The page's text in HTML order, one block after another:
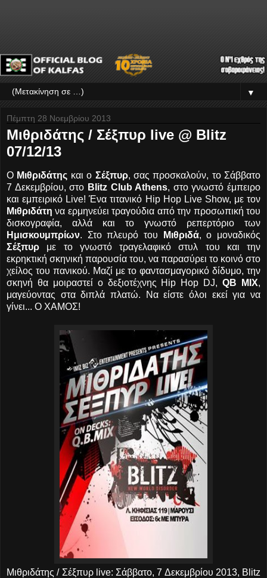
▼
Πέμπτη 28 Νοεμβρίου 2013
Μιθριδάτης / Σέξπυρ live @ Blitz
07/12/13
Ο Μιθριδάτης και ο Σέξπυρ, σας προσκαλούν, το Σάββατο
7 Δεκεμβρίου, στο Blitz Club Athens, στο γνωστό έμπειρο
και εμπειρικό Live! Ένα τιτανικό Hip Hop Live Show, με τον
Μιθριδάτη να ερμηνεύει τραγούδια από την προσωπική του
δισκογραφία, αλλά και το γνωστό ρεπερτόριο των
Ημισκουμπρίων. Στο πλευρό του Μιθριδά, ο μοναδικός
Σέξπυρ με το γνωστό τραγελαφικό στυλ του και την
εκρηκτική σκηνική παρουσία του, να παρασύρει το κοινό στο
χείλος του πανικού. Μαζί με το φαντασμαγορικό δίδυμο, την
σκηνή θα μοιραστεί ο δεξιοτέχνης Hip Hop DJ,QB MIX,
μαγεύοντας στα διπλά πλατώ. Να είστε όλοι εκεί για να
γίνει... Ο ΧΑΜΟΣ!
Μιθριδάτης / Σέξπυρ live: Σάββατο, 7 Δεκεμβρίου 2013, Blitz